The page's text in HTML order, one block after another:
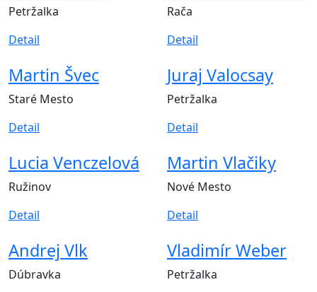
Petržalka
Detail
Rača
Detail
Martin Švec
Staré Mesto
Detail
Juraj Valocsay
Petržalka
Detail
Lucia Venczelová
Ružinov
Detail
Martin Vlačiky
Nové Mesto
Detail
Andrej Vlk
Dúbravka
Vladimír Weber
Petržalka